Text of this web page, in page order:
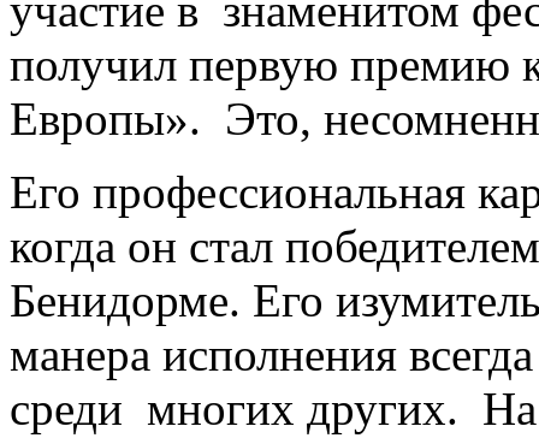
получил первую премию
Европы». Это,
Его профессиональная
когда он стал
Бенидорме. Его
манера исполнения
среди многих других. На